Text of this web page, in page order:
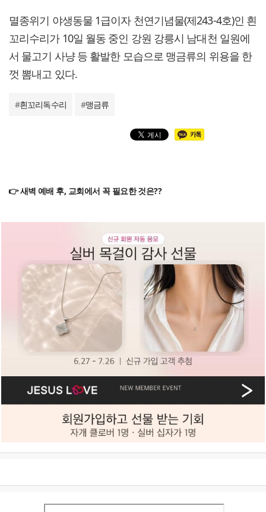
멸종위기 야생동물 1급이자 천연기념물(제243-4호)인 흰
꼬리수리가 10일 월동 중인 강원 강릉시 남대천 일원에
서 물고기 사냥 등 활발한 모습으로 맹금류의 위용을 한
껏 뽐내고 있다.
#흰꼬리독수리 #맹금류
👉 새벽 예배 후, 교회에서 꼭 필요한 것은??